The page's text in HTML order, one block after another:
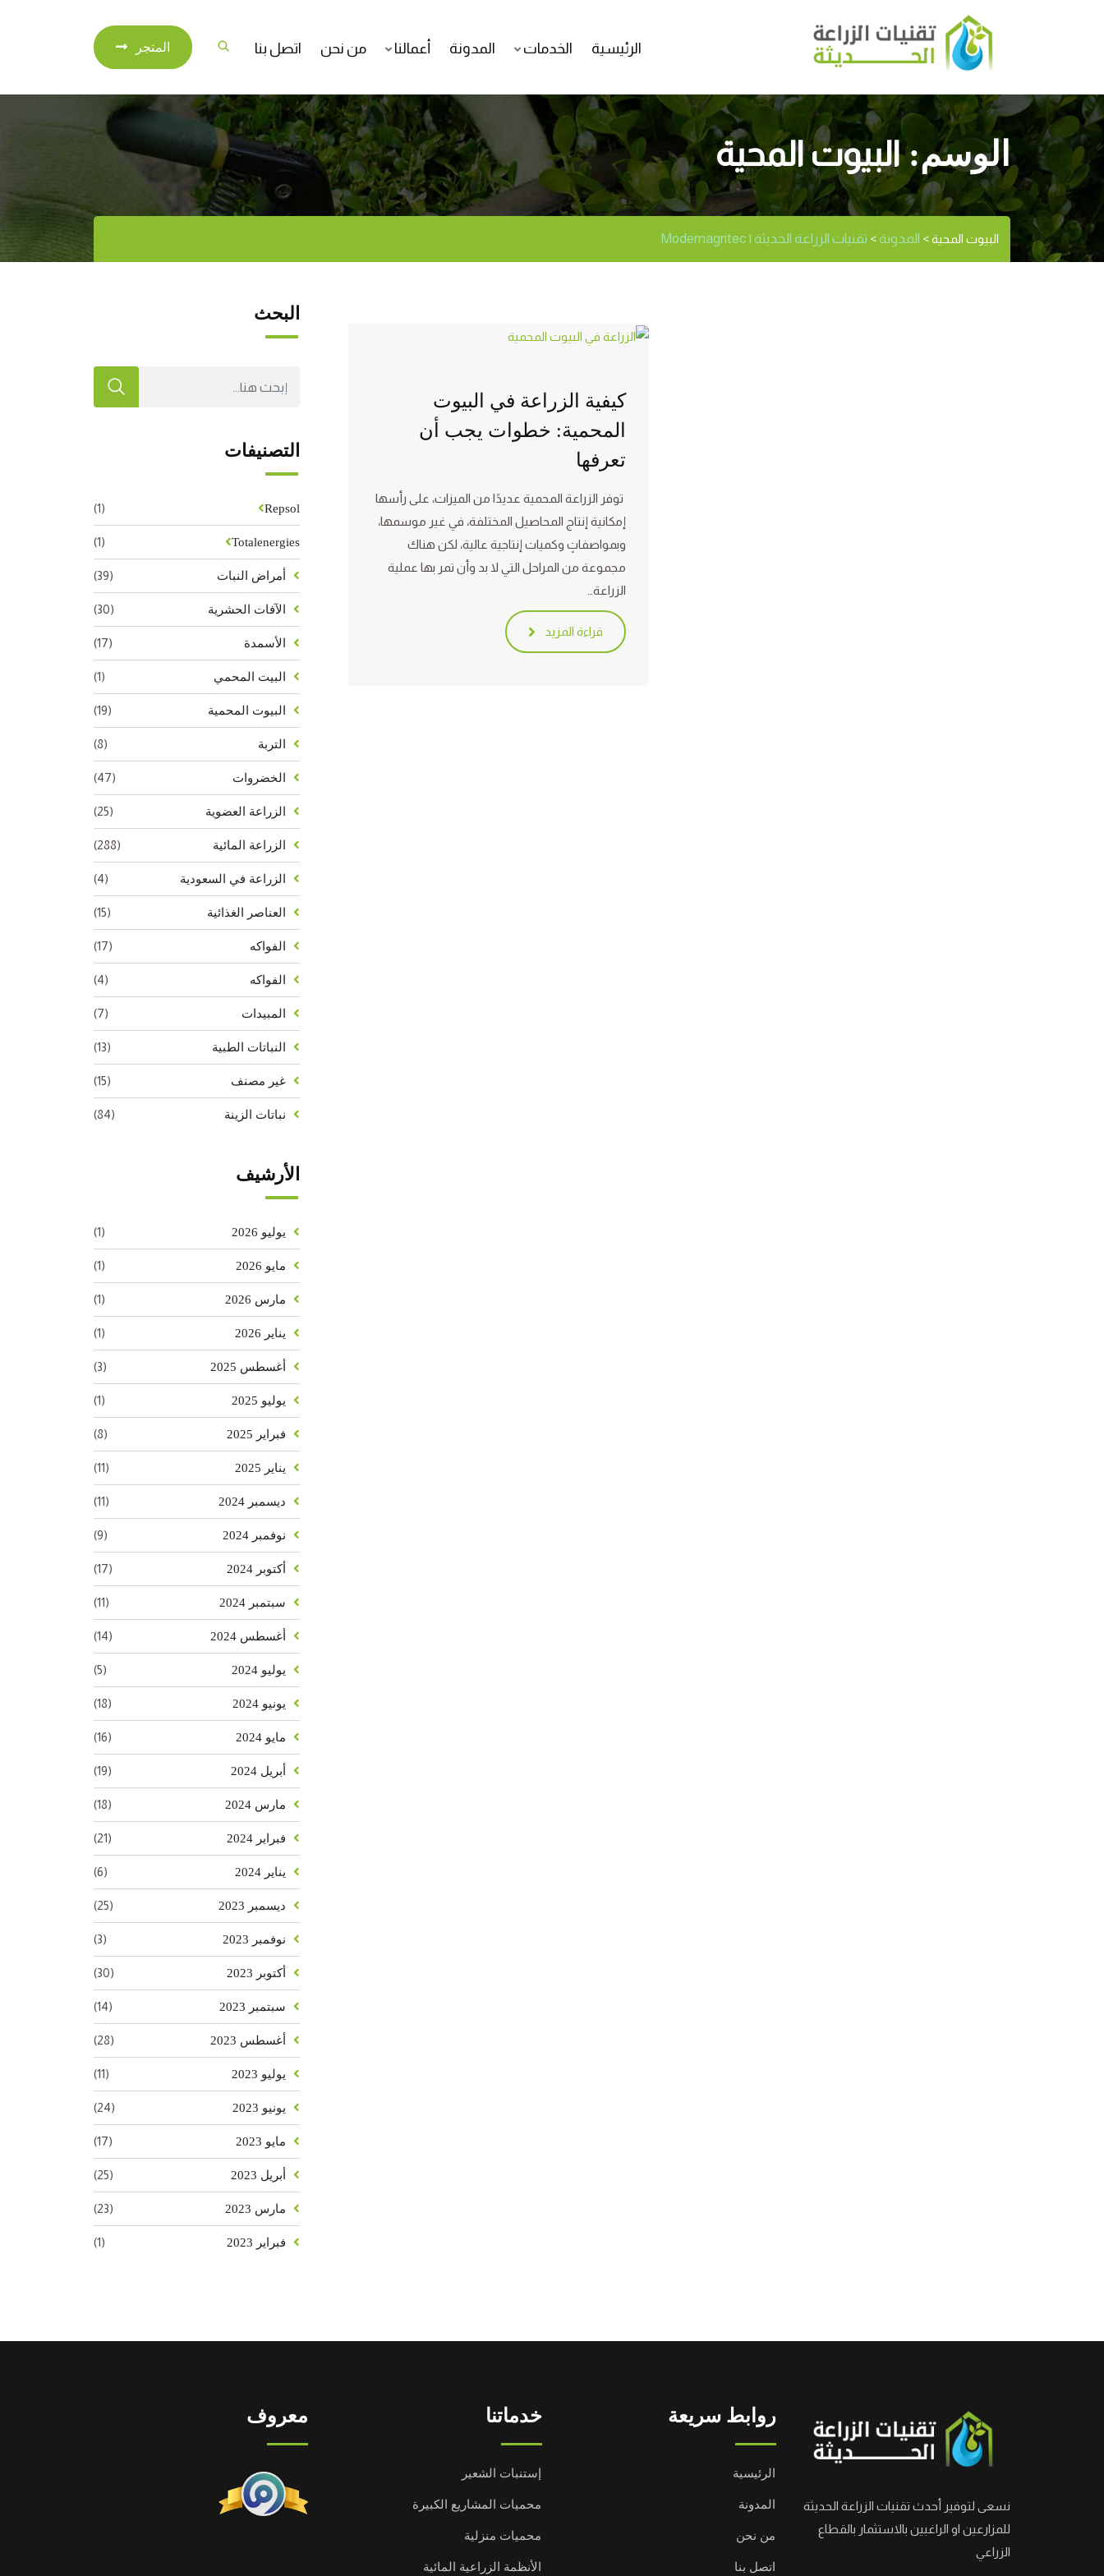
الرئيسية الخدمات المدونة أعمالنا من نحن اتصل بنا المتجر
الوسم:البيوت المحية
البيوت المحية> المدونة> تقنيات الزراعة الحديثة | Modernagritec
كيفية الزراعة في البيوت
المحمية: خطوات يجب أن
تعرفها
توفر الزراعة المحمية عديدًا من الميزات، على رأسها
إمكانية إنتاج المحاصيل المختلفة، في غير موسمها،
وبمواصفاتٍ وكميات إنتاجية عالية، لكن هناك
مجموعة من المراحل التي لا بد وأن تمر بها عملية
الزراعة…
قراءة المزيد
البحث
التصنيفات
Repsol
(1)
Totalenergies
(1)
أمراض النبات (39)
الآفات الحشرية (30)
الأسمدة (17)
البيت المحمي (1)
البيوت المحمية (19)
التربة (8)
الخضروات (47)
الزراعة العضوية (25)
الزراعة المائية (288)
الزراعة في السعودية (4)
العناصر الغذائية (15)
الفواكه (17)
الفواكه (4)
المبيدات (7)
النباتات الطبية (13)
غير مصنف (15)
نباتات الزينة (84)
الأرشيف
يوليو 2026 (1)
مايو 2026 (1)
مارس 2026 (1)
يناير 2026 (1)
أغسطس 2025 (3)
يوليو 2025 (1)
فبراير 2025 (8)
يناير 2025 (11)
ديسمبر 2024 (11)
نوفمبر 2024 (9)
أكتوبر 2024 (17)
سبتمبر 2024 (11)
أغسطس 2024 (14)
يوليو 2024 (5)
يونيو 2024 (18)
مايو 2024 (16)
أبريل 2024 (19)
مارس 2024 (18)
فبراير 2024 (21)
يناير 2024 (6)
ديسمبر 2023 (25)
نوفمبر 2023 (3)
أكتوبر 2023 (30)
سبتمبر 2023 (14)
أغسطس 2023 (28)
يوليو 2023 (11)
يونيو 2023 (24)
مايو 2023 (17)
أبريل 2023 (25)
مارس 2023 (23)
فبراير 2023 (1)
نسعى لتوفير أحدث تقنيات الزراعة الحديثة
للمزارعين او الراغبين بالاستثمار بالقطاع
الزراعي
روابط سريعة
الرئيسية
المدونة
من نحن
اتصل بنا
خدماتنا
إستنبات الشعير
محميات المشاريع الكبيرة
محميات منزلية
الأنظمة الزراعية المائية
معروف